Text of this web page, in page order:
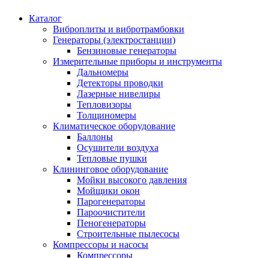
Каталог
Виброплиты и вибротрамбовки
Генераторы (электростанции)
Бензиновые генераторы
Измерительные приборы и инструменты
Дальномеры
Детекторы проводки
Лазерные нивелиры
Тепловизоры
Толщиномеры
Климатическое оборудование
Баллоны
Осушители воздуха
Тепловые пушки
Клининговое оборудование
Мойки высокого давления
Мойщики окон
Парогенераторы
Пароочистители
Пеногенераторы
Строительные пылесосы
Компрессоры и насосы
Компрессоры